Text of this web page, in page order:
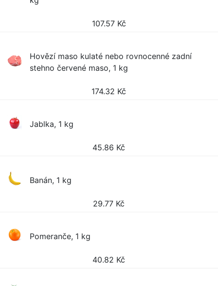
107.57 Kč
Hovězí maso kulaté nebo rovnocenné zadní
stehno červené maso, 1 kg
174.32 Kč
Jablka, 1 kg
45.86 Kč
Banán, 1 kg
29.77 Kč
Pomeranče, 1 kg
40.82 Kč